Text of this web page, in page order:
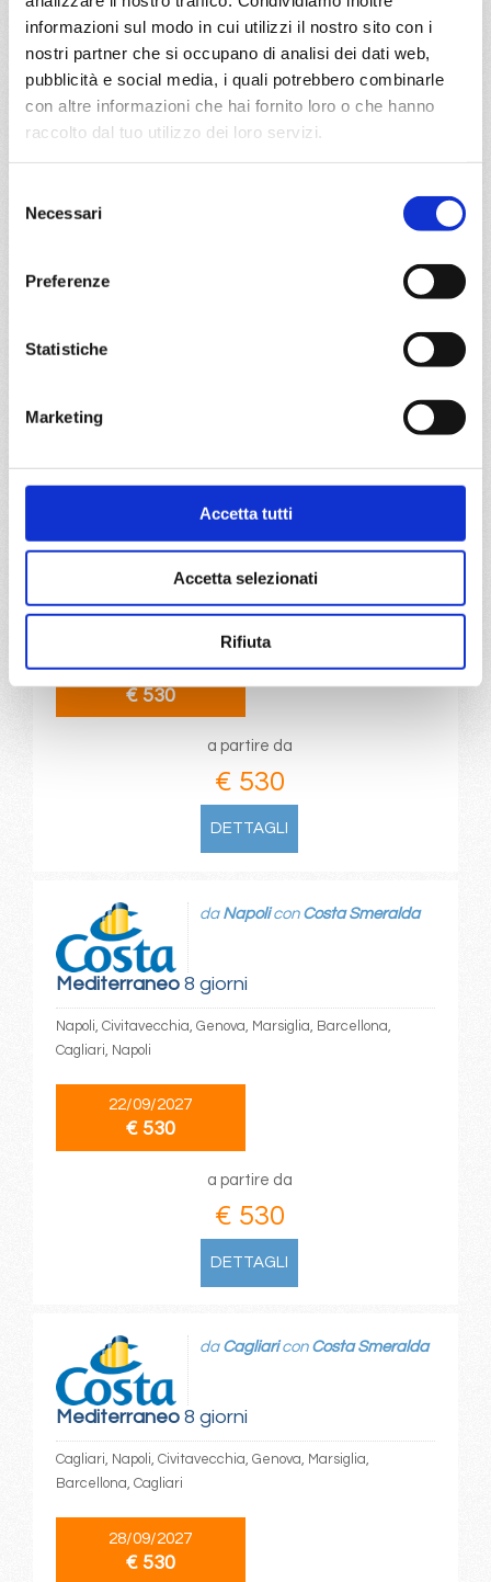
informazioni sul modo in cui utilizzi il nostro sito con i
nostri partner che si occupano di analisi dei dati web,
pubblicità e social media, i quali potrebbero combinarle
con altre informazioni che hai fornito loro o che hanno
raccolto dal tuo utilizzo dei loro servizi.
delNecessari
Preferenze
Statistiche
Marketing
Accetta tutti
Accetta selezionati
Rifiuta
Mediterraneo8 giorni
Salerno Costa Fascinosa
Mediterraneo8 giorni
Barcellona, Cagliari
21/09/2027
€ 530
a partire da
€ 530
DETTAGLI
Mediterraneo8 giorni
da Napolicon Costa Smeralda
Napoli, Civitavecchia, Genova, Marsiglia, Barcellona,
Cagliari, Napoli
22/09/2027
€ 530
a partire da
€ 530
DETTAGLI
Mediterraneo8 giorni
da Cagliaricon Costa Smeralda
Cagliari, Napoli, Civitavecchia, Genova, Marsiglia,
Barcellona, Cagliari
28/09/2027
€ 530